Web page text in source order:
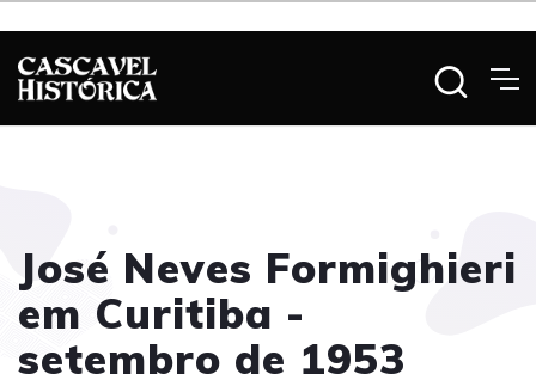
José Neves Formighieri
em Curitiba -
setembro de 1953